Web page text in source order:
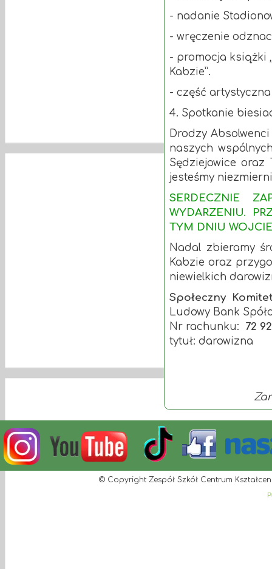
- nadanie
- wręczenie
- promocja książki
Kabzie”.
- część
4. Spotkanie
Drodzy Absolwenci
naszych
Sędziejowice oraz
jesteśmy
SERDECZNIE
WYDARZENIU.
TYM DNIU
Nadal zbieramy
Kabzie oraz
niewielkich
Społeczny
Ludowy Bank
Nr rachunku: 72
tytuł: darowizna
© Copyright Zespół Szkół Centrum